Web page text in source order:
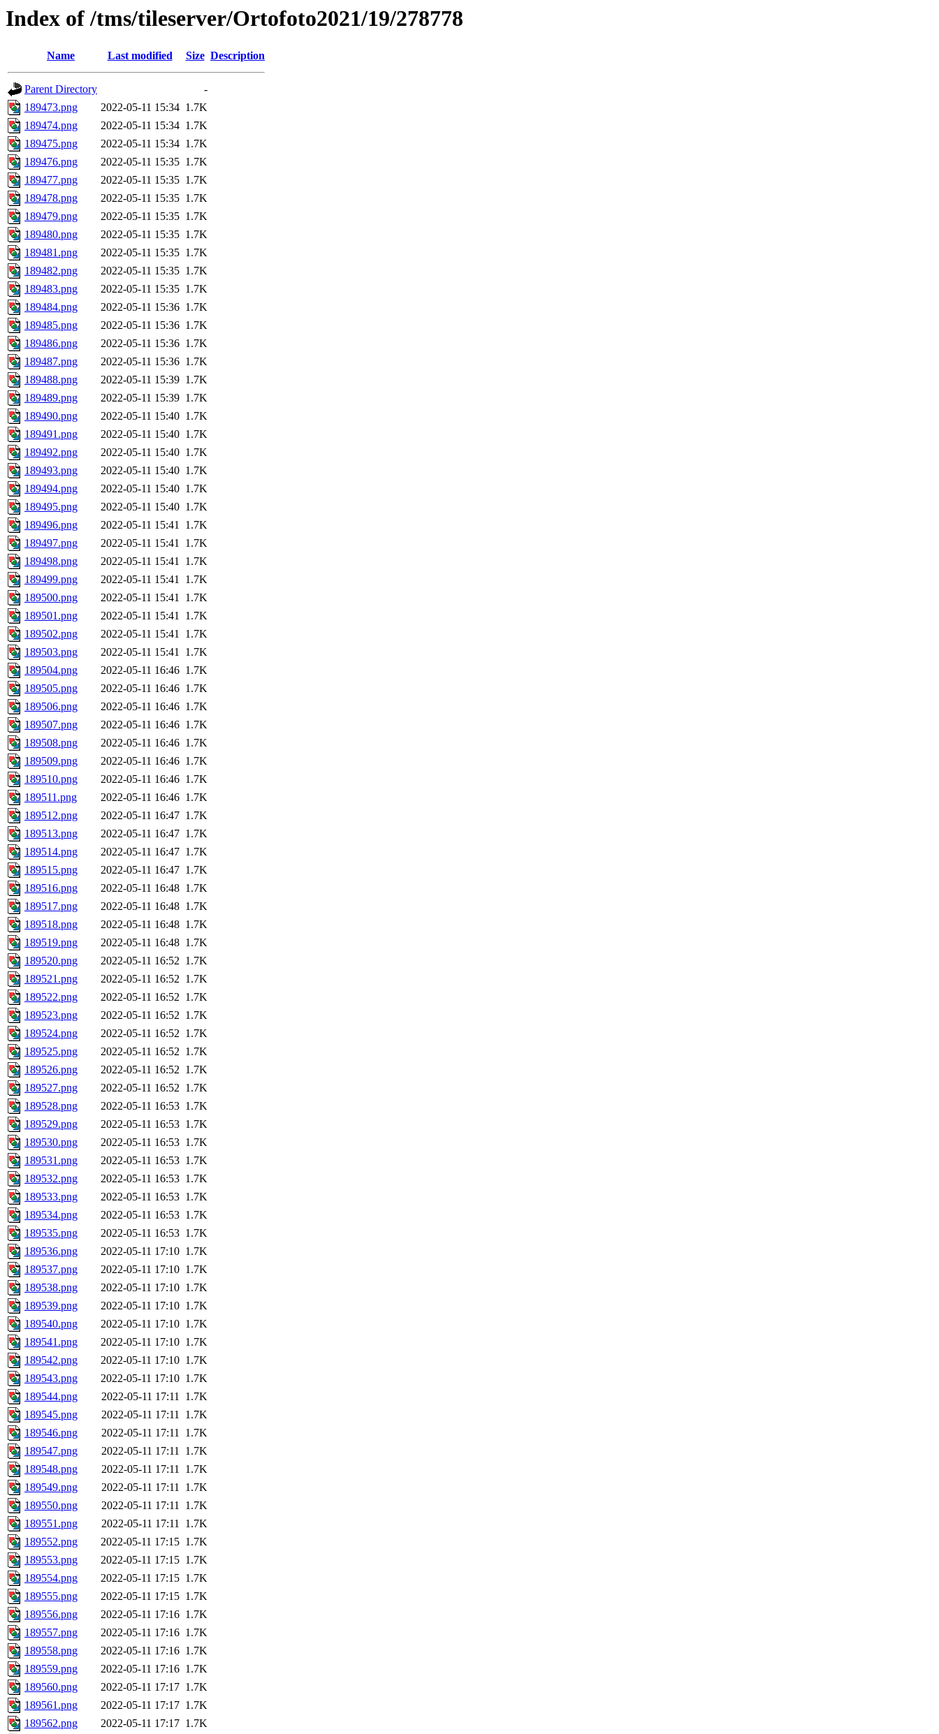
Index of /tms/tileserver/Ortofoto2021/19/278778
Name Last modified Size Description
Parent Directory
-
189473.png
2022-05-11 15:34 1.7K
189474.png
2022-05-11 15:34 1.7K
189475.png
2022-05-11 15:34 1.7K
189476.png
2022-05-11 15:35 1.7K
189477.png
2022-05-11 15:35 1.7K
189478.png
2022-05-11 15:35 1.7K
189479.png
2022-05-11 15:35 1.7K
189480.png
2022-05-11 15:35 1.7K
189481.png
2022-05-11 15:35 1.7K
189482.png
2022-05-11 15:35 1.7K
189483.png
2022-05-11 15:35 1.7K
189484.png
2022-05-11 15:36 1.7K
189485.png
2022-05-11 15:36 1.7K
189486.png
2022-05-11 15:36 1.7K
189487.png
2022-05-11 15:36 1.7K
189488.png
2022-05-11 15:39 1.7K
189489.png
2022-05-11 15:39 1.7K
189490.png
2022-05-11 15:40 1.7K
189491.png
2022-05-11 15:40 1.7K
189492.png
2022-05-11 15:40 1.7K
189493.png
2022-05-11 15:40 1.7K
189494.png
2022-05-11 15:40 1.7K
189495.png
2022-05-11 15:40 1.7K
189496.png
2022-05-11 15:41 1.7K
189497.png
2022-05-11 15:41 1.7K
189498.png
2022-05-11 15:41 1.7K
189499.png
2022-05-11 15:41 1.7K
189500.png
2022-05-11 15:41 1.7K
189501.png
2022-05-11 15:41 1.7K
189502.png
2022-05-11 15:41 1.7K
189503.png
2022-05-11 15:41 1.7K
189504.png
2022-05-11 16:46 1.7K
189505.png
2022-05-11 16:46 1.7K
189506.png
2022-05-11 16:46 1.7K
189507.png
2022-05-11 16:46 1.7K
189508.png
2022-05-11 16:46 1.7K
189509.png
2022-05-11 16:46 1.7K
189510.png
2022-05-11 16:46 1.7K
189511.png
2022-05-11 16:46 1.7K
189512.png
2022-05-11 16:47 1.7K
189513.png
2022-05-11 16:47 1.7K
189514.png
2022-05-11 16:47 1.7K
189515.png
2022-05-11 16:47 1.7K
189516.png
2022-05-11 16:48 1.7K
189517.png
2022-05-11 16:48 1.7K
189518.png
2022-05-11 16:48 1.7K
189519.png
2022-05-11 16:48 1.7K
189520.png
2022-05-11 16:52 1.7K
189521.png
2022-05-11 16:52 1.7K
189522.png
2022-05-11 16:52 1.7K
189523.png
2022-05-11 16:52 1.7K
189524.png
2022-05-11 16:52 1.7K
189525.png
2022-05-11 16:52 1.7K
189526.png
2022-05-11 16:52 1.7K
189527.png
2022-05-11 16:52 1.7K
189528.png
2022-05-11 16:53 1.7K
189529.png
2022-05-11 16:53 1.7K
189530.png
2022-05-11 16:53 1.7K
189531.png
2022-05-11 16:53 1.7K
189532.png
2022-05-11 16:53 1.7K
189533.png
2022-05-11 16:53 1.7K
189534.png
2022-05-11 16:53 1.7K
189535.png
2022-05-11 16:53 1.7K
189536.png
2022-05-11 17:10 1.7K
189537.png
2022-05-11 17:10 1.7K
189538.png
2022-05-11 17:10 1.7K
189539.png
2022-05-11 17:10 1.7K
189540.png
2022-05-11 17:10 1.7K
189541.png
2022-05-11 17:10 1.7K
189542.png
2022-05-11 17:10 1.7K
189543.png
2022-05-11 17:10 1.7K
189544.png
2022-05-11 17:11 1.7K
189545.png
2022-05-11 17:11 1.7K
189546.png
2022-05-11 17:11 1.7K
189547.png
2022-05-11 17:11 1.7K
189548.png
2022-05-11 17:11 1.7K
189549.png
2022-05-11 17:11 1.7K
189550.png
2022-05-11 17:11 1.7K
189551.png
2022-05-11 17:11 1.7K
189552.png
2022-05-11 17:15 1.7K
189553.png
2022-05-11 17:15 1.7K
189554.png
2022-05-11 17:15 1.7K
189555.png
2022-05-11 17:15 1.7K
189556.png
2022-05-11 17:16 1.7K
189557.png
2022-05-11 17:16 1.7K
189558.png
2022-05-11 17:16 1.7K
189559.png
2022-05-11 17:16 1.7K
189560.png
2022-05-11 17:17 1.7K
189561.png
2022-05-11 17:17 1.7K
189562.png
2022-05-11 17:17 1.7K